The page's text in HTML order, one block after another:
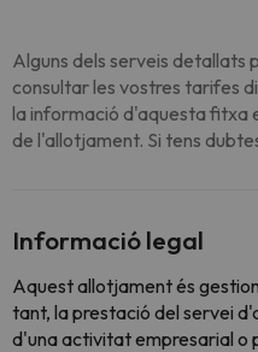
Alguns dels serveis detallats
consultar les vostres tarifes
la informació d'aquesta fitxa
de l'allotjament. Si tens
Informació legal
Aquest allotjament és
tant, la prestació del servei
d'una activitat empresarial o